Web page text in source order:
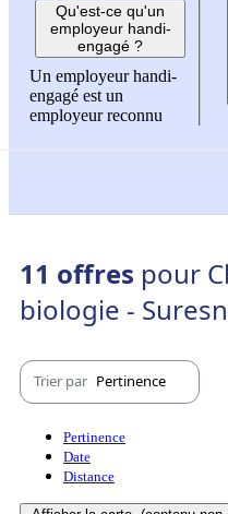
Qu'est-ce qu'un
employeur handi-
engagé ?
Un employeur handi-
engagé est un
employeur reconnu
11 offres pour
biologie -
Trier par Pertinence
Pertinence
Date
Distance